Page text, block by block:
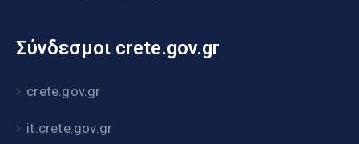
Σύνδεσμοι crete.gov.gr
crete.gov.gr
it.crete.gov.gr